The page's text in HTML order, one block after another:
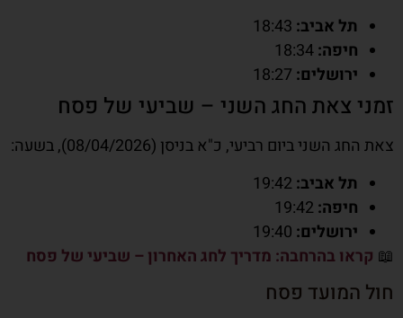
תל אביב:
חיפה:
ירושלים:
זמני צאת החג השני – שביעי של פסח
צאת החג השני ביום רביעי, כ"א בניסן (08/04/2026), בשעה:
תל אביב:
חיפה:
ירושלים:
📖 קראו בהרחבה: מדריך לחג האחרון – שביעי של פסח
חול המועד פסח